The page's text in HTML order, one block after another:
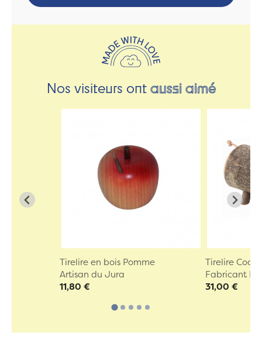
Nos visiteurs ontaussi aimé
Tirelire en bois Pomme
Artisan du Jura
11,80 €
Tirelire
Fabricant
31,00 €